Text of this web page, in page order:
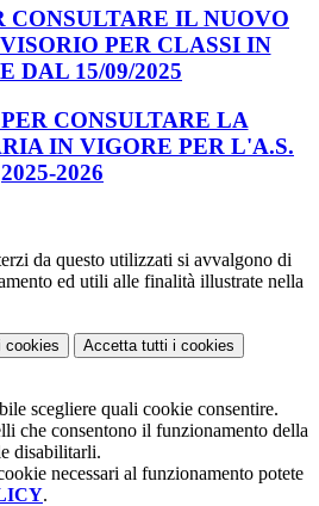
CONSULTARE IL NUOVO
PER CLASSI IN
DAL 15/09/2025
CONSULTARE LA
IN VIGORE PER L'A.S.
2025-2026
da questo utilizzati si avvalgono di
ed utili alle finalità illustrate nella
cookies Accetta tutti i cookies
scegliere quali cookie consentire.
che consentono il funzionamento della
disabilitarli.
necessari al funzionamento potete
.